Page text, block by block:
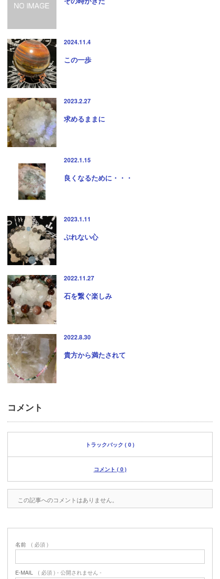
2024.11.4
この一歩
2023.2.27
求めるままに
2022.1.15
良くなるために・・・
2023.1.11
ぶれない心
2022.11.27
石を繋ぐ楽しみ
2022.8.30
貴方から満たされて
コメント
トラックバック ( 0 )
コメント ( 0 )
この記事へのコメントはありません。
名前 ( 必須 )
E-MAIL ( 必須 ) - 公開されません -